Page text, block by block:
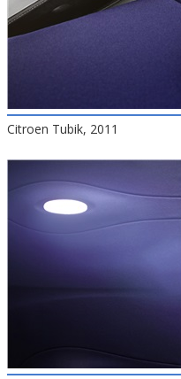
Citroen Tubik, 2011